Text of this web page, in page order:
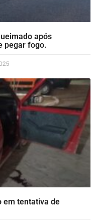
após
pegar fogo.
em tentativa de